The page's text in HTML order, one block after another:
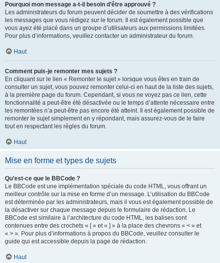
Pourquoi mon message a-t-il besoin d’être approuvé ?
Les administrateurs du forum peuvent décider de soumettre à des vérifications
les messages que vous rédigez sur le forum. Il est également possible que
vous ayez été placé dans un groupe d’utilisateurs aux permissions limitées.
Pour plus d’informations, veuillez contacter un administrateur du forum.
Haut
Comment puis-je remonter mes sujets ?
En cliquant sur le lien « Remonter le sujet » lorsque vous êtes en train de
consulter un sujet, vous pouvez remonter celui-ci en haut de la liste des sujets,
à la première page du forum. Cependant, si vous ne voyez pas ce lien, cette
fonctionnalité a peut-être été désactivée ou le temps d’attente nécessaire entre
les remontées n’a peut-être pas encore été atteint. Il est également possible de
remonter le sujet simplement en y répondant, mais assurez-vous de le faire
tout en respectant les règles du forum.
Haut
Mise en forme et types de sujets
Qu’est-ce que le BBCode ?
Le BBCode est une implémentation spéciale du code HTML, vous offrant un
meilleur contrôle sur la mise en forme d’un message. L’utilisation du BBCode
est déterminée par les administrateurs, mais il vous est également possible de
la désactiver sur chaque message depuis le formulaire de rédaction. Le
BBCode est similaire à l’architecture du code HTML, les balises sont
contenues entre des crochets « [ » et « ] » à la place des chevrons « < » et
« > ». Pour plus d’informations à propos du BBCode, veuillez consulter le
guide qui est accessible depuis la page de rédaction.
Haut